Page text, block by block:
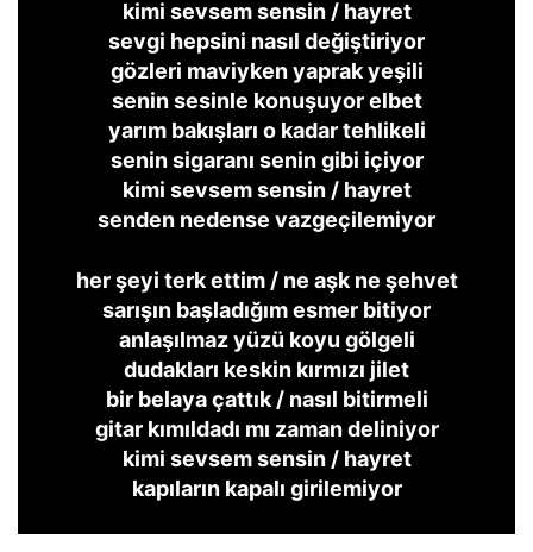
kimi sevsem sensin / hayret
sevgi hepsini nasıl değiştiriyor
gözleri maviyken yaprak yeşili
senin sesinle konuşuyor elbet
yarım bakışları o kadar tehlikeli
senin sigaranı senin gibi içiyor
kimi sevsem sensin / hayret
senden nedense vazgeçilemiyor
her şeyi terk ettim / ne aşk ne şehvet
sarışın başladığım esmer bitiyor
anlaşılmaz yüzü koyu gölgeli
dudakları keskin kırmızı jilet
bir belaya çattık / nasıl bitirmeli
gitar kımıldadı mı zaman deliniyor
kimi sevsem sensin / hayret
kapıların kapalı girilemiyor